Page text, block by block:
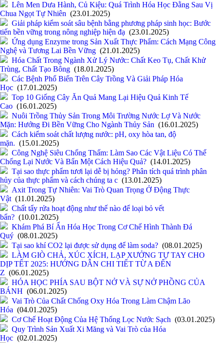
Lên Men Dưa Hành, Củ Kiệu: Quá Trình Hóa Học Đằng Sau Vị
Chua Ngọt Tự Nhiên (23.01.2025)
Giải pháp kiểm soát sâu bệnh bằng phương pháp sinh học: Bước
tiến bền vững trong nông nghiệp hiện đạ (23.01.2025)
Ứng dụng Enzyme trong Sản Xuất Thực Phẩm: Cách Mạng Công
Nghệ và Tương Lai Bền Vững (21.01.2025)
Hóa Chất Trong Ngành Xử Lý Nước: Chất Keo Tụ, Chất Khử
Trùng, Chất Tạo Bông (18.01.2025)
Các Bệnh Phổ Biến Trên Cây Trồng Và Giải Pháp Hóa
Học (17.01.2025)
Top 10 Giống Cây Ăn Quả Mang Lại Hiệu Quả Kinh Tế
Cao (16.01.2025)
Nuôi Trồng Thủy Sản Trong Môi Trường Nước Lợ Và Nước
Mặn: Hướng Đi Bền Vững Cho Ngành Thủy Sản (16.01.2025)
Cách kiểm soát chất lượng nước: pH, oxy hòa tan, độ
mặn. (15.01.2025)
Công Nghệ Siêu Chống Thấm: Làm Sao Các Vật Liệu Có Thể
Chống Lại Nước Và Bẩn Một Cách Hiệu Quả? (14.01.2025)
Tại sao thực phẩm tươi lại dễ bị hỏng? Phân tích quá trình phân
hủy của thực phẩm và cách chúng ta c (13.01.2025)
Axit Trong Tự Nhiên: Vai Trò Quan Trọng Ở Động Thực
Vật (11.01.2025)
Chất tẩy rửa hoạt động như thế nào để loại bỏ vết
bẩn? (10.01.2025)
Khám Phá Bí Ẩn Hóa Học Trong Cơ Chế Hình Thành Đá
Quý (08.01.2025)
Tại sao khí CO2 lại được sử dụng để làm soda? (08.01.2025)
LÀM GIÒ CHẢ, XÚC XÍCH, LẠP XƯỞNG TỰ TAY CHO
DỊP TẾT 2025: HƯỚNG DẪN CHI TIẾT TỪ A ĐẾN
Z (06.01.2025)
HÓA HỌC PHÍA SAU BỘT NỞ VÀ SỰ NỞ PHỒNG CỦA
BÁNH (06.01.2025)
Vai Trò Của Chất Chống Oxy Hóa Trong Làm Chậm Lão
Hóa (04.01.2025)
Cơ Chế Hoạt Động Của Hệ Thống Lọc Nước Sạch (03.01.2025)
Quy Trình Sản Xuất Xi Măng và Vai Trò của Hóa
Học (02.01.2025)